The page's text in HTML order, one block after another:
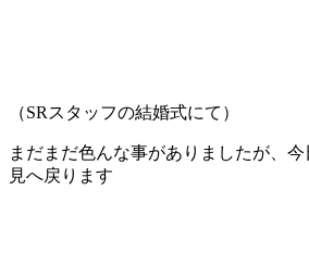
（SRスタッフの結婚式にて）
まだまだ色んな事がありましたが、
見へ戻ります